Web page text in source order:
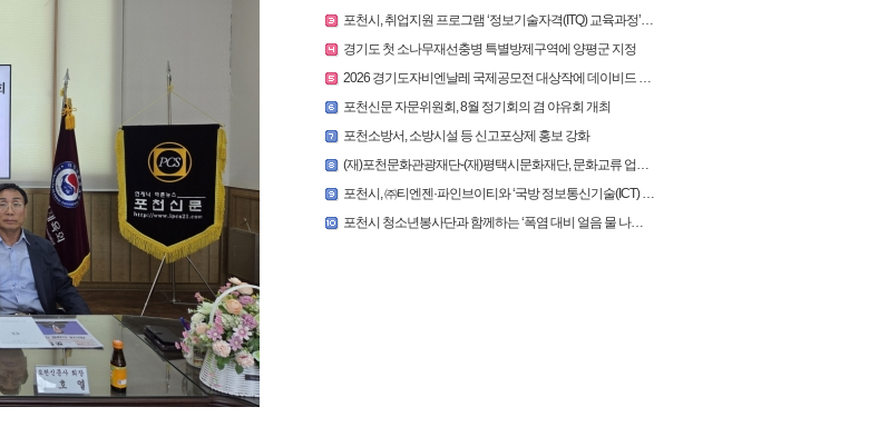
포천시, 취업지원 프로그램 ‘정보기술자격(ITQ) 교육과정’ 운영
경기도 첫 소나무재선충병 특별방제구역에 양평군 지정
2026 경기도자비엔날레 국제공모전 대상작에 데이비드 라우어의 ‘펀치카드 하우스’ 선정
포천신문 자문위원회, 8월 정기회의 겸 야유회 개최
포천소방서, 소방시설 등 신고포상제 홍보 강화
(재)포천문화관광재단-(재)평택시문화재단, 문화교류 업무협약 체결
포천시, ㈜티엔젠·파인브이티와 ‘국방 정보통신기술(ICT) 융합보안’ 업무협약 체결
포천시 청소년봉사단과 함께하는 ‘폭염 대비 얼음 물 나눔’ 캠페인 실시